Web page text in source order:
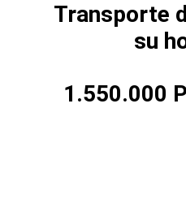
Transporte
su
1.550.000